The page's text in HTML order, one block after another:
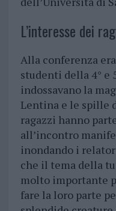
L’interesse dei
Alla conferenza
studenti della 4° e
indossavano la
Lentina e le spille
ragazzi hanno
all’incontro
inondando i
che il tema della
molto importante
fare la loro parte